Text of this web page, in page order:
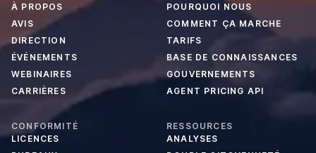
À PROPOS
AVIS
DIRECTION
ÉVÉNEMENTS
WEBINAIRES
CARRIÈRES
POURQUOI NOUS
COMMENT ÇA MARCHE
TARIFS
BASE DE CONNAISSANCES
GOUVERNEMENTS
AGENT PRICING API
CONFORMITÉ
LICENCES
RESSOURCES
ANALYSES